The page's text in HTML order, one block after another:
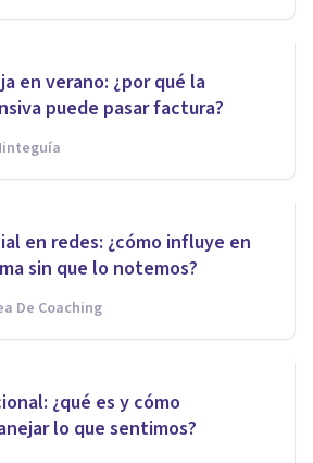
en verano: ¿por qué la
puede pasar factura?
en redes: ¿cómo influye en
sin que lo notemos?
De Coaching
¿qué es y cómo
lo que sentimos?